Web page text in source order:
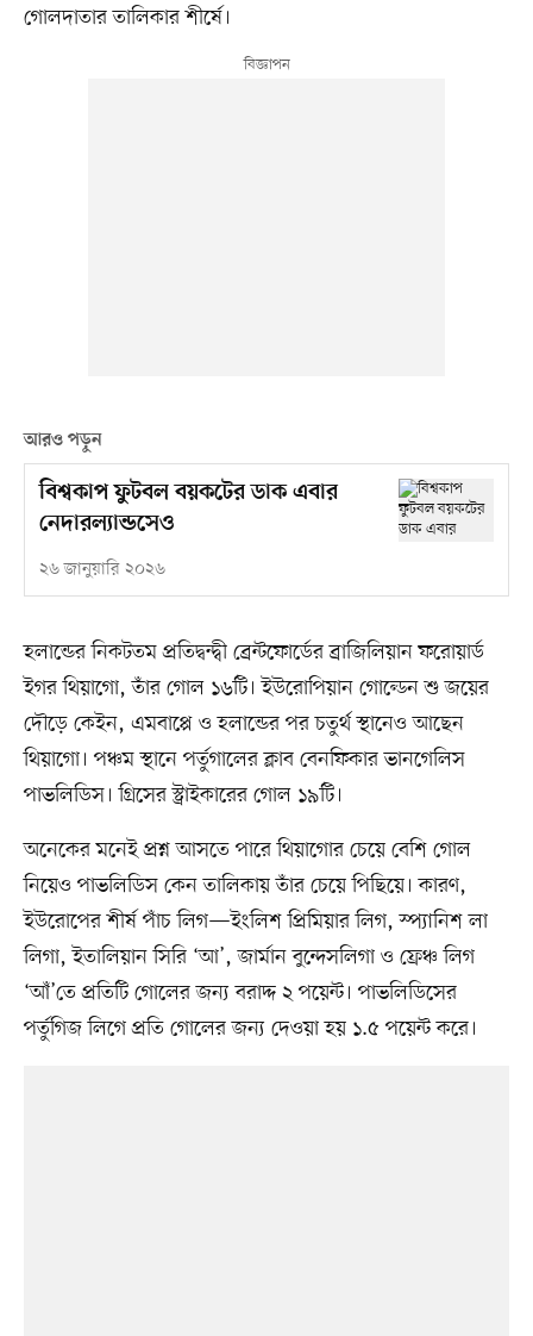
গোলদাতার তালিকার শীর্ষে।
আরও পড়ুন
বিশ্বকাপ ফুটবল বয়কটের ডাক এবার
নেদারল্যান্ডসেও
২৬ জানুয়ারি ২০২৬
হলান্ডের নিকটতম প্রতিদ্বন্দ্বী ব্রেন্টফোর্ডের ব্রাজিলিয়ান ফরোয়ার্ড
ইগর থিয়াগো, তাঁর গোল ১৬টি। ইউরোপিয়ান গোল্ডেন শু জয়ের
দৌড়ে কেইন, এমবাপ্পে ও হলান্ডের পর চতুর্থ স্থানেও আছেন
থিয়াগো। পঞ্চম স্থানে পর্তুগালের ক্লাব বেনফিকার ভানগেলিস
পাভলিডিস। গ্রিসের স্ট্রাইকারের গোল ১৯টি।
অনেকের মনেই প্রশ্ন আসতে পারে থিয়াগোর চেয়ে বেশি গোল
নিয়েও পাভলিডিস কেন তালিকায় তাঁর চেয়ে পিছিয়ে। কারণ,
ইউরোপের শীর্ষ পাঁচ লিগ—ইংলিশ প্রিমিয়ার লিগ, স্প্যানিশ লা
লিগা, ইতালিয়ান সিরি ‘আ’, জার্মান বুন্দেসলিগা ও ফ্রেঞ্চ লিগ
‘আঁ’তে প্রতিটি গোলের জন্য বরাদ্দ ২ পয়েন্ট। পাভলিডিসের
পর্তুগিজ লিগে প্রতি গোলের জন্য দেওয়া হয় ১.৫ পয়েন্ট করে।